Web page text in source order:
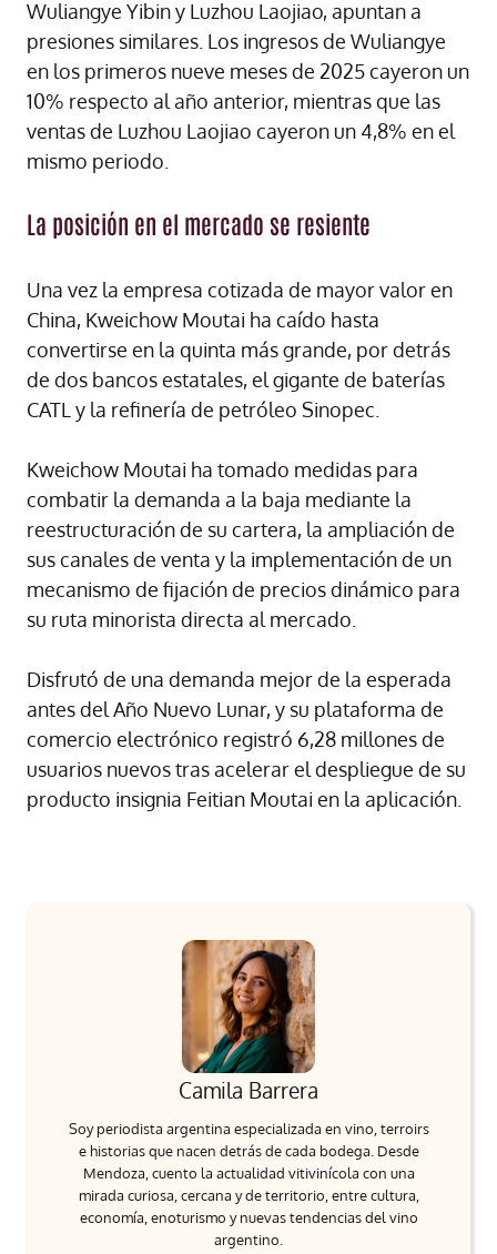
Wuliangye Yibin y Luzhou Laojiao, apuntan a
presiones similares. Los ingresos de Wuliangye
en los primeros nueve meses de 2025 cayeron un
10% respecto al año anterior, mientras que las
ventas de Luzhou Laojiao cayeron un 4,8% en el
mismo periodo.
La posición en el mercado se resiente
Una vez la empresa cotizada de mayor valor en
China, Kweichow Moutai ha caído hasta
convertirse en la quinta más grande, por detrás
de dos bancos estatales, el gigante de baterías
CATL y la refinería de petróleo Sinopec.
Kweichow Moutai ha tomado medidas para
combatir la demanda a la baja mediante la
reestructuración de su cartera, la ampliación de
sus canales de venta y la implementación de un
mecanismo de fijación de precios dinámico para
su ruta minorista directa al mercado.
Disfrutó de una demanda mejor de la esperada
antes del Año Nuevo Lunar, y su plataforma de
comercio electrónico registró 6,28 millones de
usuarios nuevos tras acelerar el despliegue de su
producto insignia Feitian Moutai en la aplicación.
Camila Barrera
Soy periodista argentina especializada en vino, terroirs
e historias que nacen detrás de cada bodega. Desde
Mendoza, cuento la actualidad vitivinícola con una
mirada curiosa, cercana y de territorio, entre cultura,
economía, enoturismo y nuevas tendencias del vino
argentino.